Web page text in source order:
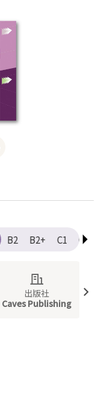
B2 B2+ C1 C1+
出版社
Caves Publishing